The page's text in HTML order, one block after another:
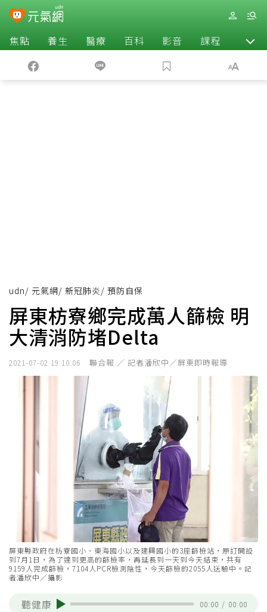
焦點 養生 醫療 百科 影音 課程 退休
udn/ 元氣網/ 新冠肺炎 / 預防自保
屏東枋寮鄉完成萬人篩檢 明
大清消防堵Delta
2021-07-02 19:10:06 聯合報 ／ 記者潘欣中／屏東即時報導
屏東縣政府在枋寮國小、東海國小以及建興國小的3座篩檢站，原訂開設
到7月1日，為了達到更高的篩檢率，再延長到一天到今天結束，共有
9159人完成篩檢，7104人PCR檢測陰性，今天篩檢的2055人送驗中。記
者潘欣中／攝影
聽健康 00:00 / 00:00